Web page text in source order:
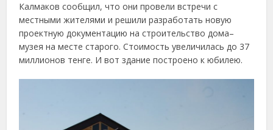
Калмаков сообщил, что они провели встречи с
местными жителями и решили разработать новую
проектную документацию на строительство дома–
музея на месте старого. Стоимость увеличилась до 37
миллионов тенге. И вот здание построено к юбилею.